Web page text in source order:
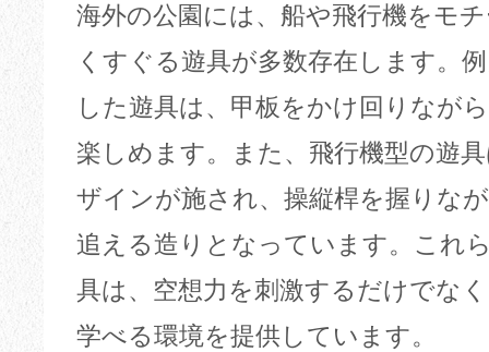
海外の公園には、船や飛行機をモ
くすぐる遊具が多数存在します。
した遊具は、甲板をかけ回りなが
楽しめます。また、飛行機型の遊
ザインが施され、操縦桿を握りな
追える造りとなっています。これ
具は、空想力を刺激するだけでな
学べる環境を提供しています。